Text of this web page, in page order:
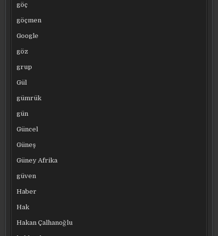
göç
göçmen
Google
göz
grup
Gül
gümrük
gün
Güncel
Güneş
Güney Afrika
güven
Haber
Hak
Hakan Çalhanoğlu